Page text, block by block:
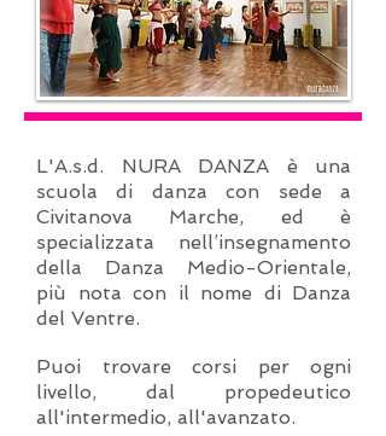
L'A.s.d. NURA DANZA è una
scuola di danza con sede a
Civitanova Marche, ed è
specializzata nell’insegnamento
della Danza Medio-Orientale,
più nota con il nome di Danza
del Ventre.
Puoi trovare corsi per ogni
livello, dal propedeutico
all'intermedio, all'avanzato.